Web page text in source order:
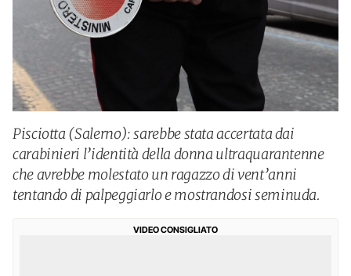
Pisciotta (Salerno): sarebbe stata accertata dai
carabinieri l’identità della donna ultraquarantenne
che avrebbe molestato un ragazzo di vent’anni
tentando di palpeggiarlo e mostrandosi seminuda.
VIDEO CONSIGLIATO